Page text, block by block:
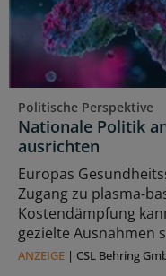
Politische Perspektive
Nationale Politik
ausrichten
Europas
Zugang zu
Kostendämpfung
gezielte Ausnahmen
ANZEIGE | CSL Behring